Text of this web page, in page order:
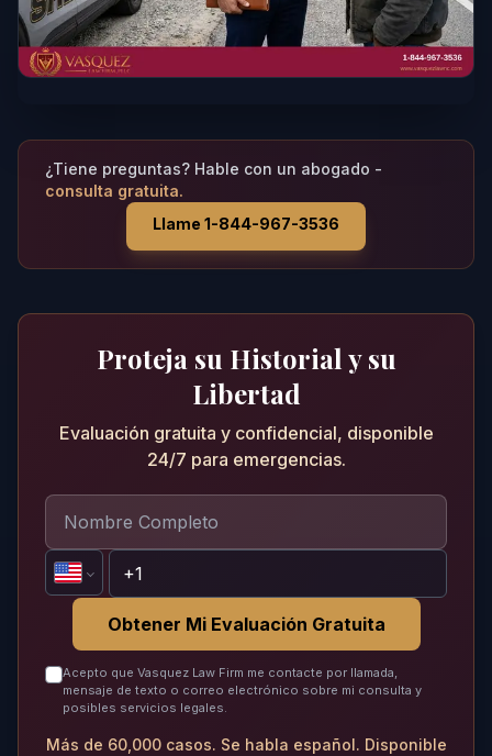
¿Tiene preguntas? Hable con un abogado -
consulta gratuita.
Llame 1-844-967-3536
Proteja su Historial y su
Libertad
Evaluación gratuita y confidencial, disponible
24/7 para emergencias.
Obtener Mi Evaluación Gratuita
Acepto que Vasquez Law Firm me contacte por llamada,
mensaje de texto o correo electrónico sobre mi consulta y
posibles servicios legales.
Más de 60,000 casos. Se habla español. Disponible